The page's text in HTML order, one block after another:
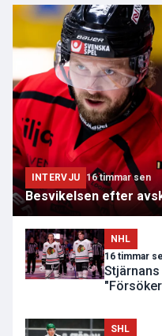
INTERVJU 16 timmar sen
Besvikelsen efter
NHL
16 timmar
SHL